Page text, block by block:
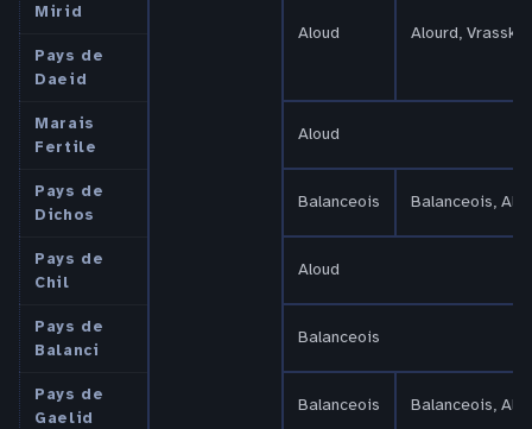
Mirid
Aloud Alourd, Vrasskel
Pays de
Daeid
Marais
Fertile
Aloud
Pays de
Dichos
Balanceois Balanceois,
Pays de
Chil
Aloud
Pays de
Balanci
Balanceois
Pays de
Gaelid
Balanceois Balanceois,